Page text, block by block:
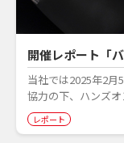
開催レポート「
当社では2025年2
協力の下、ハンズ
レポート